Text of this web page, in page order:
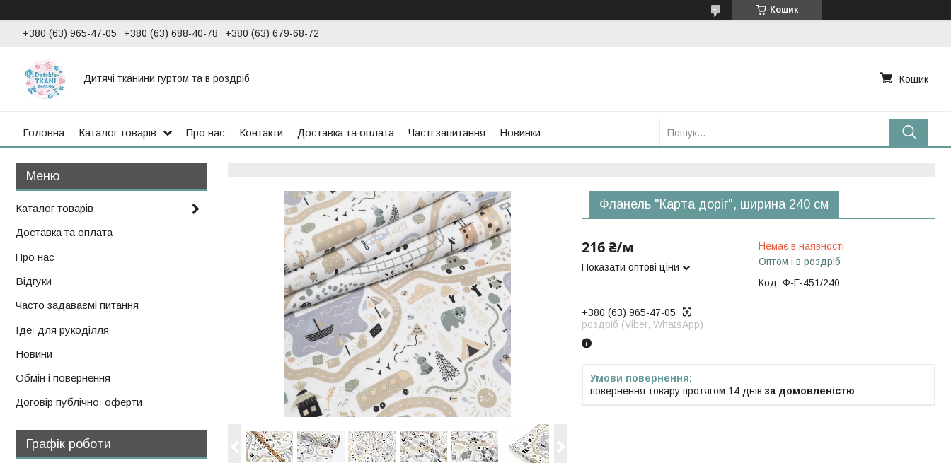
Кошик
+380 (63) 965-47-05 +380 (63) 688-40-78 +380 (63) 679-68-72
Дитячі тканини гуртом та в роздріб Кошик
Головна Каталог товарів Про нас Контакти Доставка та оплата Часті запитання Новинки
Фланель "Карта доріг", ширина 240 см
216 ₴/м
Показати оптові ціни
Немає в наявності
Оптом і в роздріб
Код: Ф-F-451/240
+380 (63) 965-47-05
роздріб (Viber, WhatsApp)
повернення товару протягом 14 днів за домовленістю
Каталог товарів
Доставка та оплата
Про нас
Відгуки
Часто задаваємі питання
Ідеї для рукоділля
Новини
Обмін і повернення
Договір публічної оферти
Графік роботи